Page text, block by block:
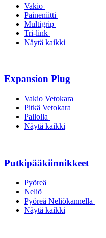
Vakio
Paineniitti
Multigrip
Tri-link
Näytä kaikki
Expansion Plug
Vakio Vetokara
Pitkä Vetokara
Pallolla
Näytä kaikki
Putkipääkiinnikkeet
Pyöreä
Neliö
Pyöreä Neliökannella
Näytä kaikki